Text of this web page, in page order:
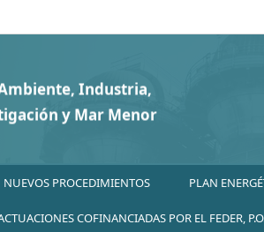
NUEVOS PROCEDIMIENTOS PLAN
COFINANCIADAS POR EL FEDER,